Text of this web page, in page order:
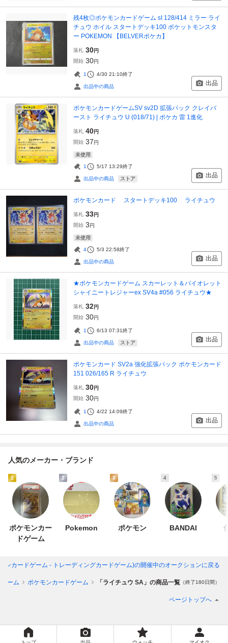
残4枚◎ポケモンカードゲーム sI 128/414 ミラー ライ
チュウ ホイル スタートデッキ100 ポケットモンスタ
ー POKEMON 【BELVERポケカ】
落札 30円
開始 30円
1 4/30 21:10終了
出品中の商品 出品
ポケモンカードゲームSV sv2D 拡張パック クレイバ
ースト ライチュウ U (018/71) | ポケカ 雷 1進化
落札 40円
開始 37円
未使用
1 5/17 13:29終了
出品中の商品 ストア 出品
ポケモンカード スタートデッキ100 ライチュウ
落札 33円
開始 3円
未使用
4 5/3 22:58終了
出品中の商品 出品
★ポケモンカードゲーム スカーレット＆バイオレット
シャイニートレジャーex SV4a #056 ライチュウ★
落札 32円
開始 30円
1 6/13 07:31終了
出品中の商品 ストア 出品
ポケモンカード SV2a 強化拡張パック ポケモンカード
151 026/165 R ライチュウ
落札 30円
開始 30円
1 4/22 14:09終了
出品中の商品 出品
人気のメーカー・ブランド
1
ポケモンカー
ドゲーム
2
Pokemon
3
ポケモン
4
BANDAI
5
ンカードゲーム - トレーディングカードゲーム)の開催中のオークションに戻る
ーム ポケモンカードゲーム 「ライチュウ SA」の商品一覧 （終了180日間）
ページトップへ